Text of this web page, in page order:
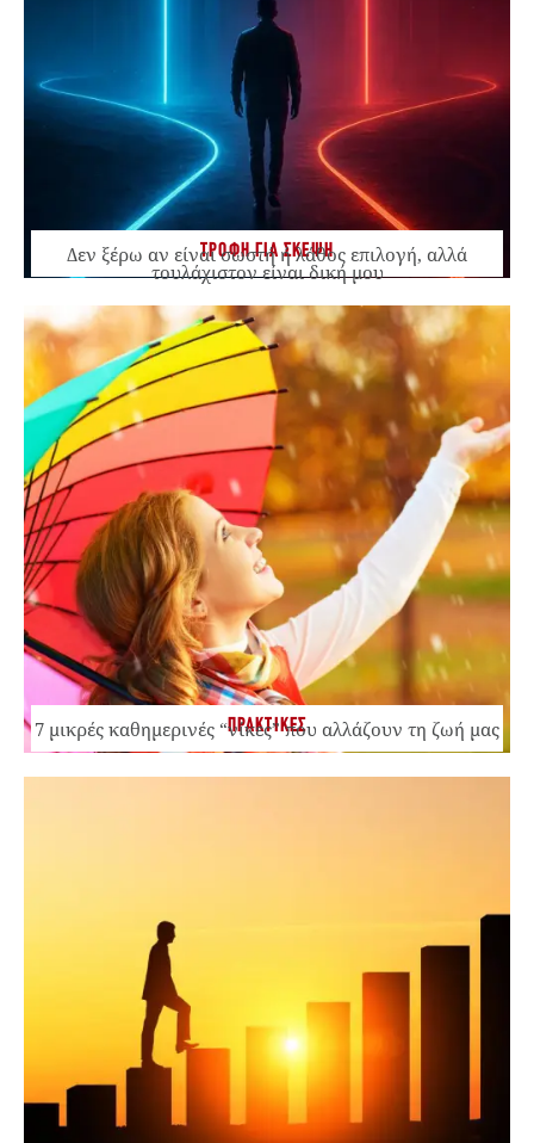
ΤΡΟΦΗ ΓΙΑ ΣΚΕΨΗ
Δεν ξέρω αν είναι σωστή ή λάθος επιλογή, αλλά
τουλάχιστον είναι δική μου
ΠΡΑΚΤΙΚΕΣ
7 μικρές καθημερινές “νίκες” που αλλάζουν τη ζωή μας